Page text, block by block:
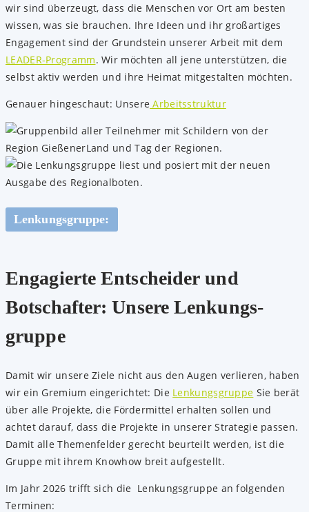
wir sind überzeugt, dass die Menschen vor Ort am besten
wissen, was sie brauchen. Ihre Ideen und ihr großartiges
Engagement sind der Grundstein unserer Arbeit mit dem
LEADER-Programm. Wir möchten all jene unterstützen, die
selbst aktiv werden und ihre Heimat mitgestalten möchten.
Genauer hingeschaut: Unsere Arbeitsstruktur
Lenkungsgruppe:
Engagierte Entscheider und
Bot­schafter: Unsere Lenkungs­
gruppe
Damit wir unsere Ziele nicht aus den Augen verlieren, haben
wir ein Gremium eingerichtet: Die Lenkungsgruppe Sie berät
über alle Projekte, die Fördermittel erhalten sollen und
achtet darauf, dass die Projekte in unserer Strategie passen.
Damit alle Themenfelder gerecht beurteilt werden, ist die
Gruppe mit ihrem Knowhow breit aufgestellt.
Im Jahr 2026 trifft sich die Lenkungsgruppe an folgenden
Terminen: